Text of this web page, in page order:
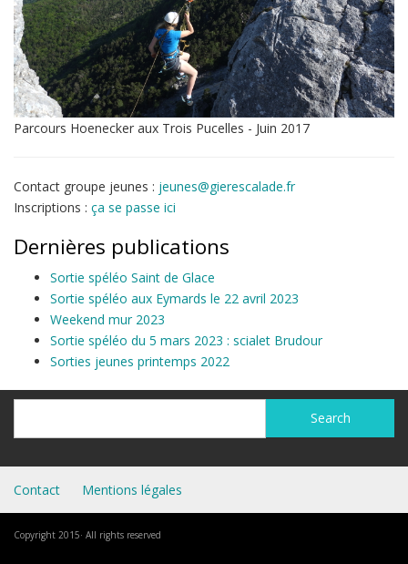
Parcours Hoenecker aux Trois Pucelles - Juin 2017
Contact groupe jeunes : jeunes@gierescalade.fr
Inscriptions : ça se passe ici
Dernières publications
Sortie spéléo Saint de Glace
Sortie spéléo aux Eymards le 22 avril 2023
Weekend mur 2023
Sortie spéléo du 5 mars 2023 : scialet Brudour
Sorties jeunes printemps 2022
Contact Mentions légales
Copyright 2015· All rights reserved